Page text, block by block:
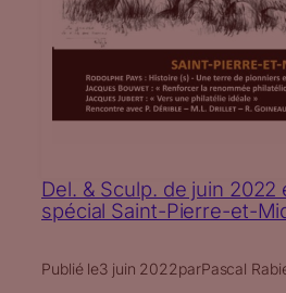
Del. & Sculp. de juin
spécial Saint-Pierre-et-
Publié le3 juin 2022parPascal